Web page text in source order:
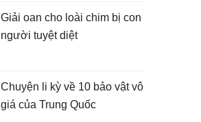
Giải oan cho loài chim bị con
người tuyệt diệt
Chuyện li kỳ về 10 bảo vật vô
giá của Trung Quốc